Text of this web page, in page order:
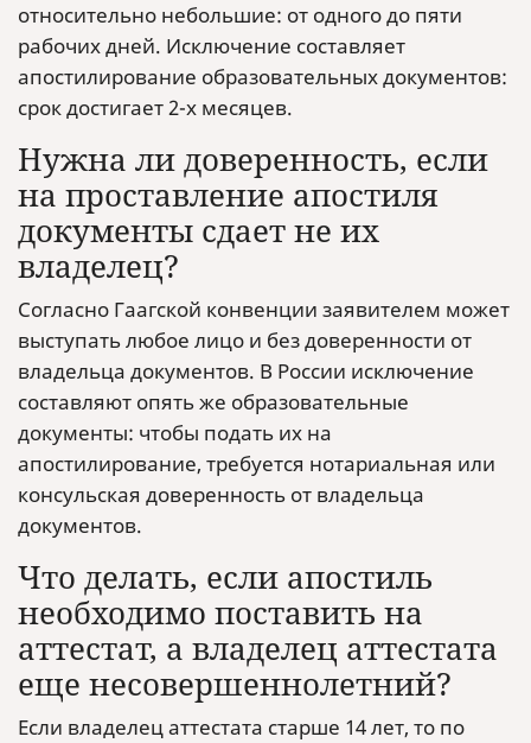
относительно небольшие: от одного до пяти
рабочих дней. Исключение составляет
апостилирование образовательных документов:
срок достигает 2-х месяцев.
Нужна ли доверенность, если
на проставление апостиля
документы сдает не их
владелец?
Согласно Гаагской конвенции заявителем может
выступать любое лицо и без доверенности от
владельца документов. В России исключение
составляют опять же образовательные
документы: чтобы подать их на
апостилирование, требуется нотариальная или
консульская доверенность от владельца
документов.
Что делать, если апостиль
необходимо поставить на
аттестат, а владелец аттестата
еще несовершеннолетний?
Если владелец аттестата старше 14 лет, то по